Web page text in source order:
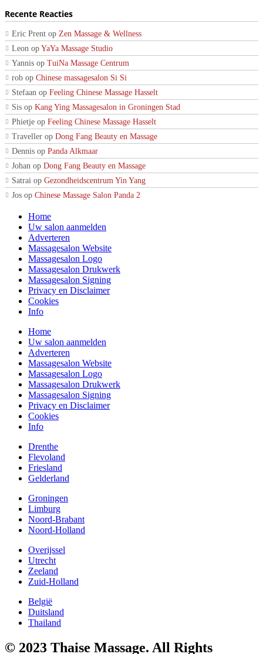
Recente Reacties
Eric Prent op Zen Massage & Wellness
Leon op YaYa Massage Studio
Yannis op TuiNa Massage Centrum
rob op Chinese massagesalon Si Si
Stefaan op Feeling Chinese Massage Hasselt
Sis op Kang Ying Massagesalon in Groningen Stad
Phietje op Feeling Chinese Massage Hasselt
Traveller op Dong Fang Beauty en Massage
Dennis op Panda Alkmaar
Johan op Dong Fang Beauty en Massage
Satrai op Gezondheidscentrum Yin Yang
Jos op Chinese Massage Salon Panda 2
Home
Uw salon aanmelden
Adverteren
Massagesalon Website
Massagesalon Logo
Massagesalon Drukwerk
Massagesalon Signing
Privacy en Disclaimer
Cookies
Info
Home
Uw salon aanmelden
Adverteren
Massagesalon Website
Massagesalon Logo
Massagesalon Drukwerk
Massagesalon Signing
Privacy en Disclaimer
Cookies
Info
Drenthe
Flevoland
Friesland
Gelderland
Groningen
Limburg
Noord-Brabant
Noord-Holland
Overijssel
Utrecht
Zeeland
Zuid-Holland
België
Duitsland
Thailand
© 2023 Thaise Massage. All Rights